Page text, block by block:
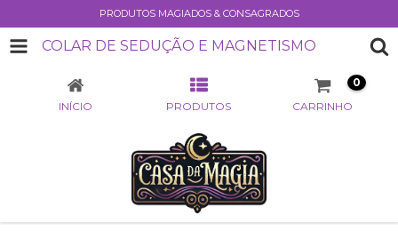
PRODUTOS MAGIADOS & CONSAGRADOS
COLAR DE SEDUÇÃO E MAGNETISMO
INÍCIO PRODUTOS CARRINHO
0